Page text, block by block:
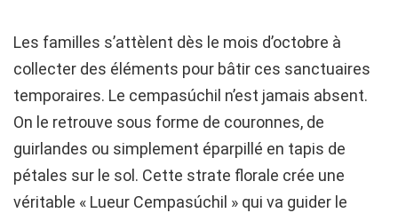
Les familles s’attèlent dès le mois d’octobre à
collecter des éléments pour bâtir ces sanctuaires
temporaires. Le cempasúchil n’est jamais absent.
On le retrouve sous forme de couronnes, de
guirlandes ou simplement éparpillé en tapis de
pétales sur le sol. Cette strate florale crée une
véritable « Lueur Cempasúchil » qui va guider le